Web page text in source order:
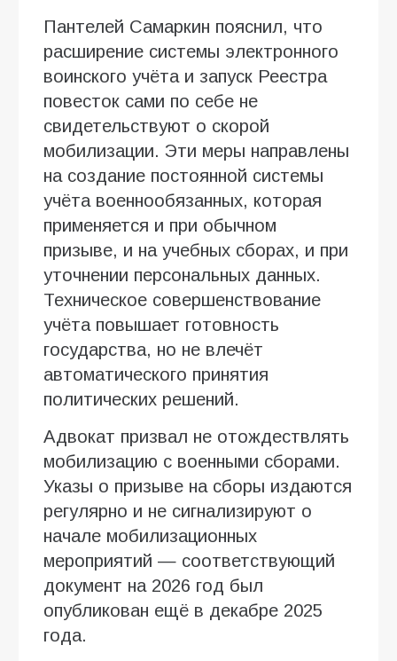
Пантелей Самаркин пояснил, что
расширение системы электронного
воинского учёта и запуск Реестра
повесток сами по себе не
свидетельствуют о скорой
мобилизации. Эти меры направлены
на создание постоянной системы
учёта военнообязанных, которая
применяется и при обычном
призыве, и на учебных сборах, и при
уточнении персональных данных.
Техническое совершенствование
учёта повышает готовность
государства, но не влечёт
автоматического принятия
политических решений.
Адвокат призвал не отождествлять
мобилизацию с военными сборами.
Указы о призыве на сборы издаются
регулярно и не сигнализируют о
начале мобилизационных
мероприятий — соответствующий
документ на 2026 год был
опубликован ещё в декабре 2025
года.